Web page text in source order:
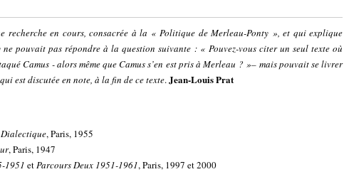
recherche en cours, consacrée à la « Politique de Merleau-Ponty », et qui explique
pouvait pas répondre à la question suivante : « Pouvez-vous citer un seul texte où
Camus - alors même que Camus s’en est pris à Merleau ? »– mais pouvait se livrer
est discutée en note, à la fin de ce texte.Jean-Louis Prat
Dialectique, Paris, 1955
, Paris, 1947
1951 etParcours Deux 1951-1961, Paris, 1997 et 2000